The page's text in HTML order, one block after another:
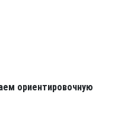
ориентировочную